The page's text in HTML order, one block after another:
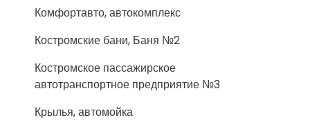
Комфортавто, автокомплекс
Костромские бани, Баня №2
Костромское пассажирское
автотранспортное предприятие №3
Крылья, автомойка